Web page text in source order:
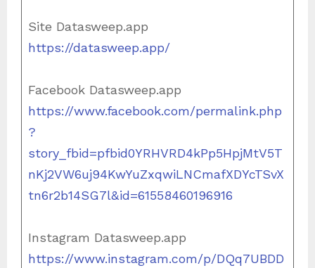
Site Datasweep.app
https://datasweep.app/
Facebook Datasweep.app
https://www.facebook.com/permalink.php
?
story_fbid=pfbid0YRHVRD4kPp5HpjMtV5T
nKj2VW6uj94KwYuZxqwiLNCmafXDYcTSvX
tn6r2b14SG7l&id=61558460196916
Instagram Datasweep.app
https://www.instagram.com/p/DQq7UBDD